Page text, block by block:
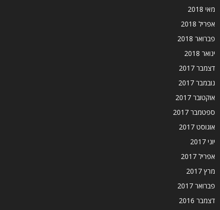
מאי 2018
אפריל 2018
פברואר 2018
ינואר 2018
דצמבר 2017
נובמבר 2017
אוקטובר 2017
ספטמבר 2017
אוגוסט 2017
יוני 2017
אפריל 2017
מרץ 2017
פברואר 2017
דצמבר 2016